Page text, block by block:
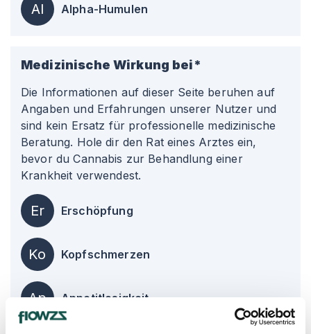
Al Alpha-Humulen
Medizinische Wirkung bei*
Die Informationen auf dieser Seite beruhen auf
Angaben und Erfahrungen unserer Nutzer und
sind kein Ersatz für professionelle medizinische
Beratung. Hole dir den Rat eines Arztes ein,
bevor du Cannabis zur Behandlung einer
Krankheit verwendest.
Er Erschöpfung
Ko Kopfschmerzen
Ap Appetitlosigkeit